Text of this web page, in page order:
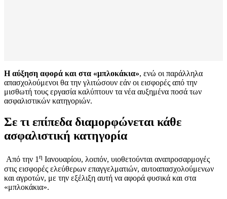
Η αύξηση αφορά και στα «μπλοκάκια», ενώ οι παράλληλα
απασχολούμενοι θα την γλιτώσουν εάν οι εισφορές από την
μισθωτή τους εργασία καλύπτουν τα νέα αυξημένα ποσά των
ασφαλιστικών κατηγοριών.
Σε τι επίπεδα διαμορφώνεται κάθε
ασφαλιστική κατηγορία
Από την 1η Ιανουαρίου, λοιπόν, υιοθετούνται αναπροσαρμογές
στις εισφορές ελεύθερων επαγγελματιών, αυτοαπασχολούμενων
και αγροτών, με την εξέλιξη αυτή να αφορά φυσικά και στα
«μπλοκάκια».